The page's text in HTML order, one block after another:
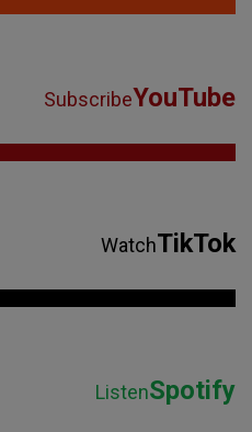
SubscribeYouTube
WatchTikTok
ListenSpotify